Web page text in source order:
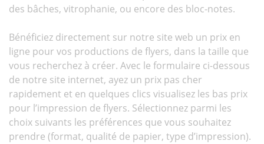
des bâches, vitrophanie, ou encore des bloc-notes.
Bénéficiez directement sur notre site web un prix en
ligne pour vos productions de flyers, dans la taille que
vous recherchez à créer. Avec le formulaire ci-dessous
de notre site internet, ayez un prix pas cher
rapidement et en quelques clics visualisez les bas prix
pour l’impression de flyers. Sélectionnez parmi les
choix suivants les préférences que vous souhaitez
prendre (format, qualité de papier, type d’impression).